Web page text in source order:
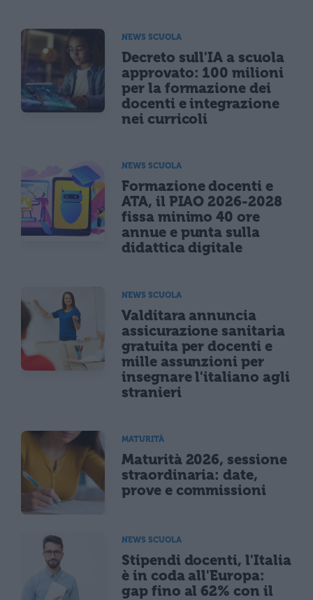
NEWS SCUOLA
Decreto sull'IA a scuola
approvato: 100 milioni
per la formazione dei
docenti e integrazione
nei curricoli
NEWS SCUOLA
Formazione docenti e
ATA, il PIAO 2026-2028
fissa minimo 40 ore
annue e punta sulla
didattica digitale
NEWS SCUOLA
Valditara annuncia
assicurazione sanitaria
gratuita per docenti e
mille assunzioni per
insegnare l'italiano agli
stranieri
MATURITÀ
Maturità 2026, sessione
straordinaria: date,
prove e commissioni
NEWS SCUOLA
Stipendi docenti, l'Italia
è in coda all'Europa:
gap fino al 62% con il